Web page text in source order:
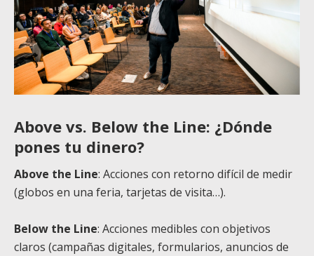
Above vs. Below the Line: ¿Dónde
pones tu dinero?
Above the Line: Acciones con retorno difícil de medir
(globos en una feria, tarjetas de visita…).
Below the Line: Acciones medibles con objetivos
claros (campañas digitales, formularios, anuncios de